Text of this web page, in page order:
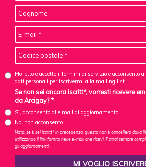
Ho letto e accetto i Termini di servizio e acconsento al
dati personali per iscrivermi alla mailing list
Se non sei ancora iscritt*, vorresti ricevere
da Arcigay? *
Sì, acconsento alle mail di aggiornamento
No, non acconsento
Nota: se ti sei iscritt* in precedenza, questo non ti cancellerà dalla
utilizzando il link fornito nelle e-mail che ricevi. Potrai sempre
gli aggiornamenti.